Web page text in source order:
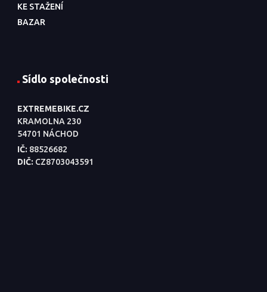
KE STAŽENÍ
BAZAR
Sídlo společnosti
EXTREMEBIKE.CZ
KRAMOLNA 230
54701 NÁCHOD
IČ: 88526682
DIČ: CZ8703043591